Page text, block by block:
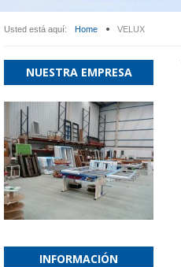
Usted está aquí: Home VELUX
NUESTRA EMPRESA
INFORMACIÓN